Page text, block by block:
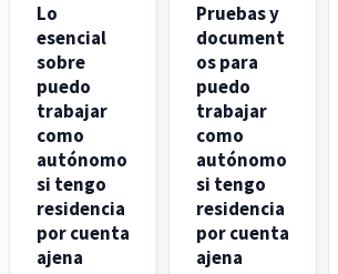
Lo
esencial
sobre
puedo
trabajar
como
autónomo
si tengo
residencia
por cuenta
ajena
Pruebas y
document
os para
puedo
trabajar
como
autónomo
si tengo
residencia
por cuenta
ajena